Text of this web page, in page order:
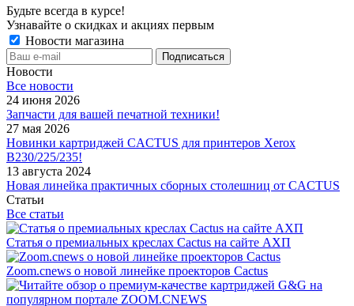
Будьте всегда в курсе!
Узнавайте о скидках и акциях первым
Новости магазина
Новости
Все новости
24 июня 2026
Запчасти для вашей печатной техники!
27 мая 2026
Новинки картриджей CACTUS для принтеров Xerox
B230/225/235!
13 августа 2024
Новая линейка практичных сборных столешниц от CACTUS
Статьи
Все статьи
Статья о премиальных креслах Cactus на сайте АХП
Zoom.cnews о новой линейке проекторов Cactus